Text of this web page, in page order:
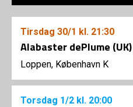
Tirsdag 30/1 kl. 21:30
Alabaster dePlume
Loppen, København K
Torsdag 1/2 kl. 20:00